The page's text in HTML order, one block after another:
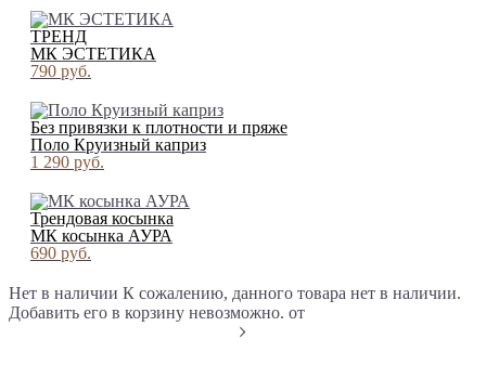
ТРЕНД
МК ЭСТЕТИКА
790 pуб.
Без привязки к плотности и пряже
Поло Круизный каприз
1 290 pуб.
Трендовая косынка
МК косынка АУРА
690 pуб.
Нет в наличии К сожалению, данного товара нет в наличии.
Добавить его в корзину невозможно. от